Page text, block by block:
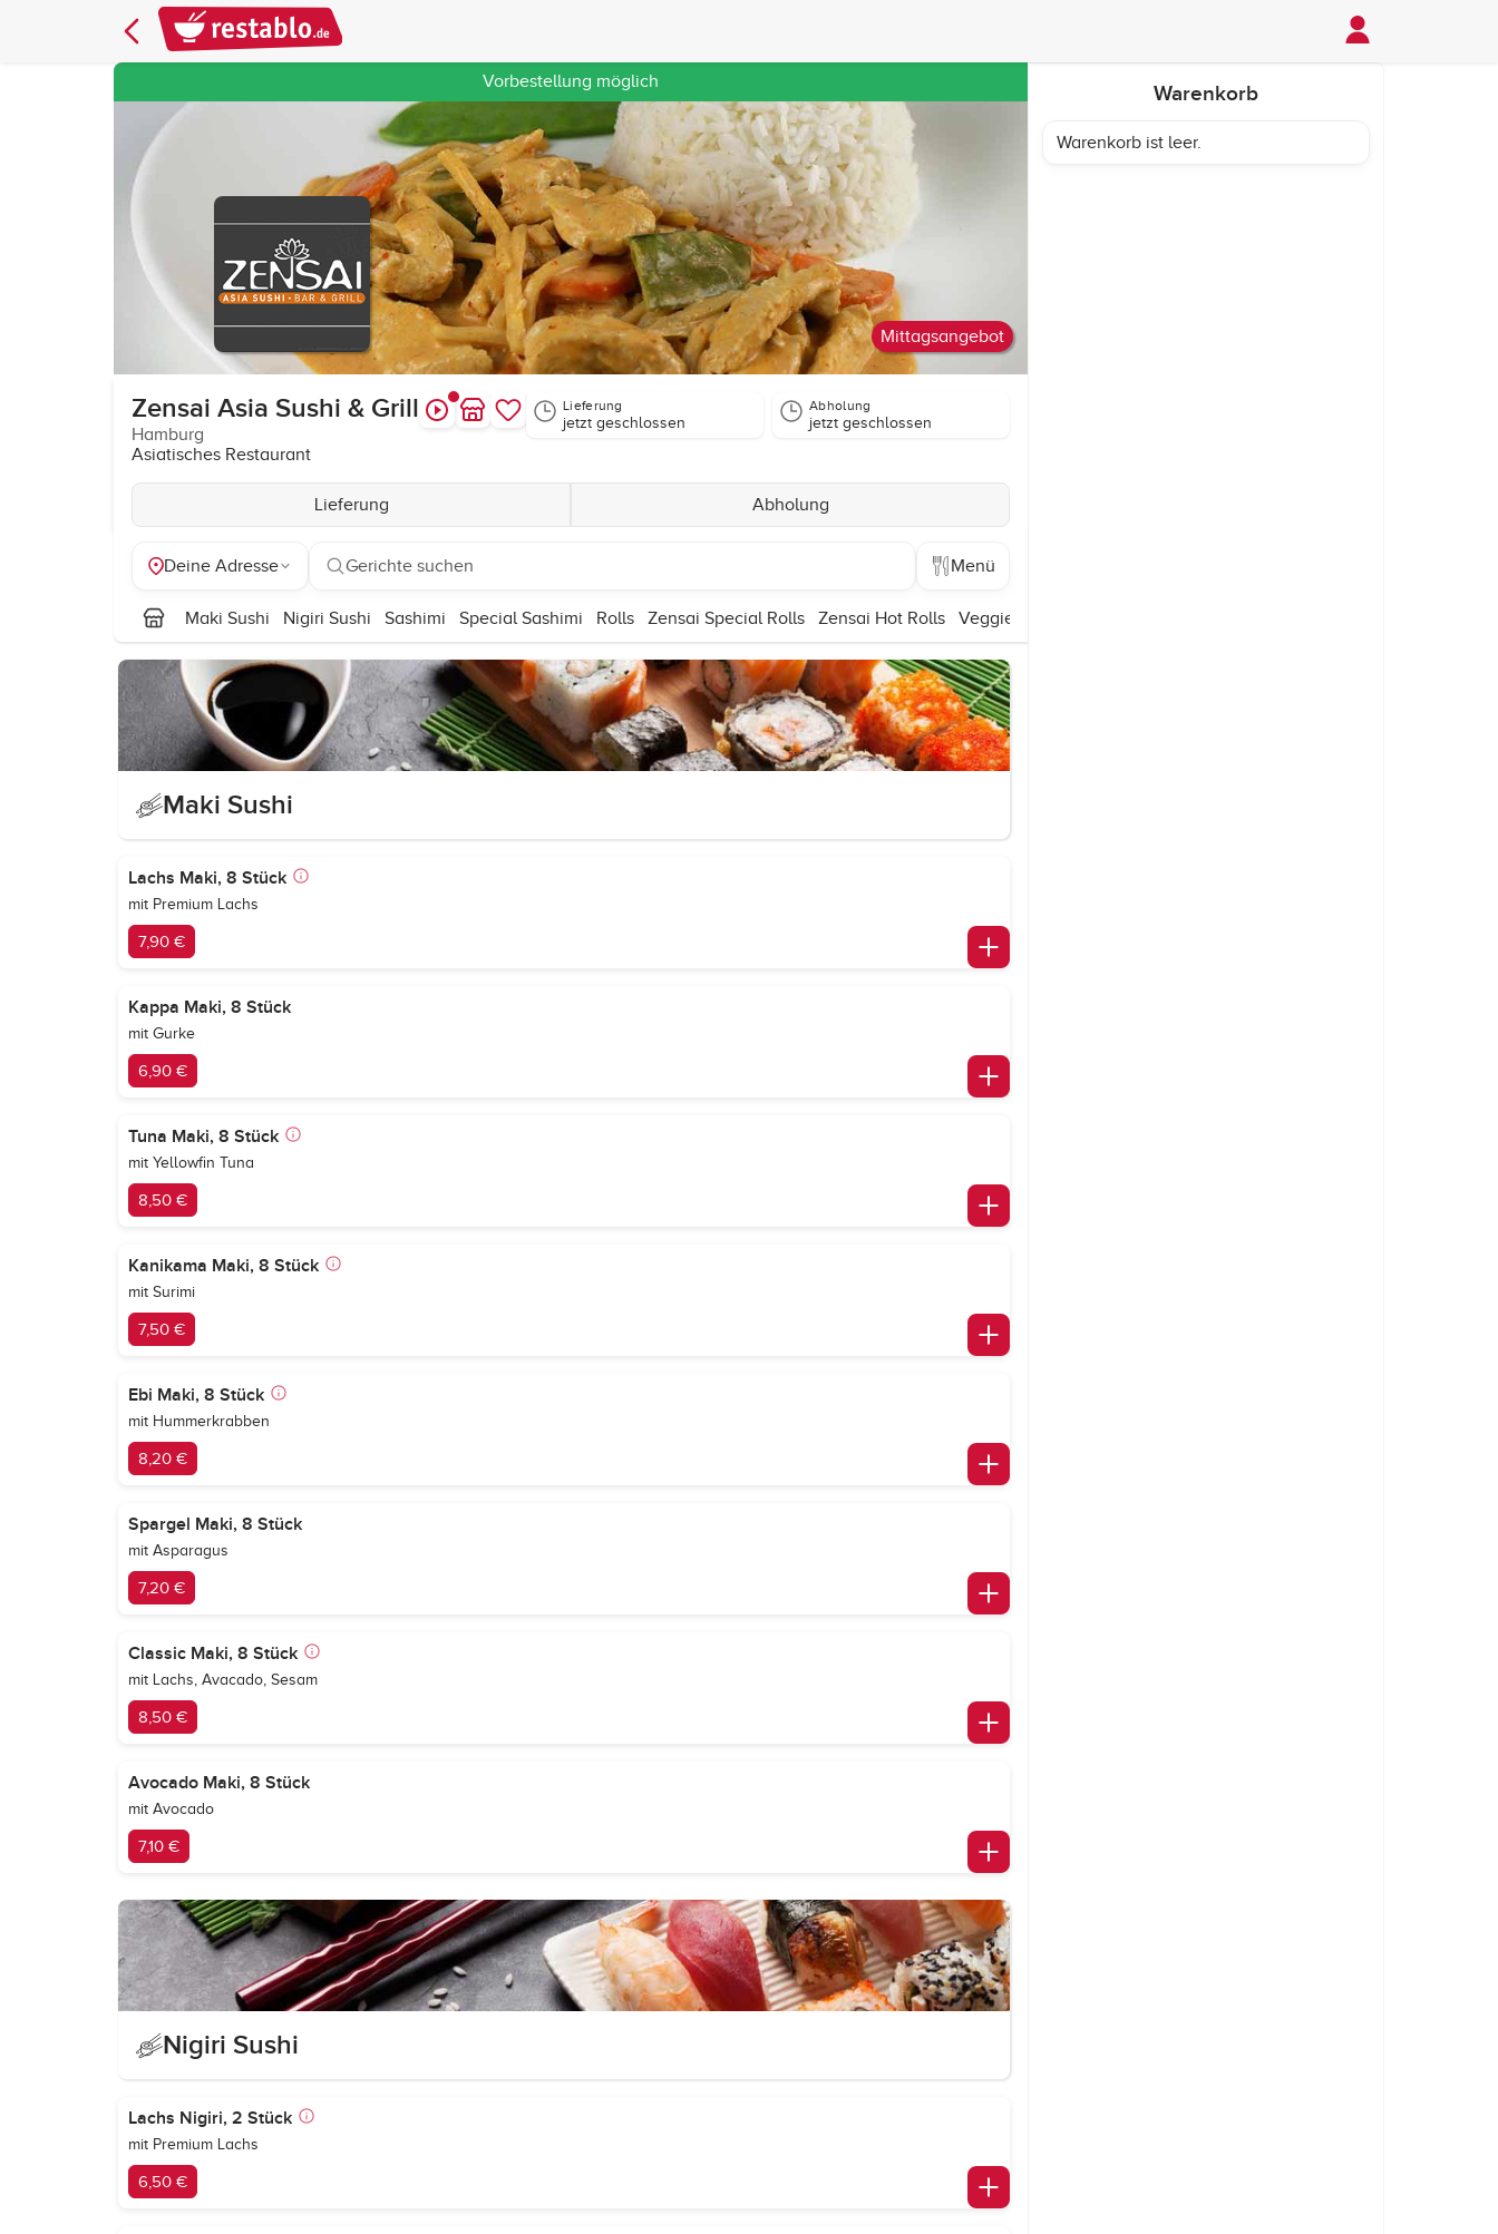
Vorbestellung möglich
Mittagsangebot
Zensai Asia Sushi & Grill
Hamburg
Asiatisches Restaurant
Lieferung
jetzt geschlossen
Abholung
jetzt geschlossen
Lieferung Abholung
Deine Adresse Gerichte suchen Menü
Maki Sushi Nigiri Sushi Sashimi Special Sashimi Rolls Zensai Special Rolls Zensai Hot Rolls Veggie Rolls
Maki Sushi
Lachs Maki, 8 Stück
mit Premium Lachs
7,90 €
Kappa Maki, 8 Stück
mit Gurke
6,90 €
Tuna Maki, 8 Stück
mit Yellowfin Tuna
8,50 €
Kanikama Maki, 8 Stück
mit Surimi
7,50 €
Ebi Maki, 8 Stück
mit Hummerkrabben
8,20 €
Spargel Maki, 8 Stück
mit Asparagus
7,20 €
Classic Maki, 8 Stück
mit Lachs, Avacado, Sesam
8,50 €
Avocado Maki, 8 Stück
mit Avocado
7,10 €
Nigiri Sushi
Lachs Nigiri, 2 Stück
mit Premium Lachs
6,50 €
Warenkorb
Warenkorb ist leer.